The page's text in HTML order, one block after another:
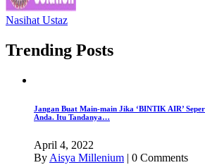
Nasihat Ustaz
Trending Posts
Jangan Buat Main-main Jika ‘BINTIK AIR’
Anda. Itu Tandanya…
April 4, 2022
By Aisya Millenium | 0 Comments